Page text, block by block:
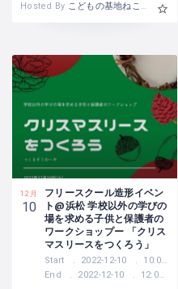
Hosted By こどもの基地ねこのひげ
12月
10
フリースクール造形イベン
ト@浜松 学校以外の学びの
場を求める子供と保護者の
ワークショップー 「クリス
マスリースをつくろう」
Start 2022-12-10
10:00 AM
End
2022-12-10 12:00 PM